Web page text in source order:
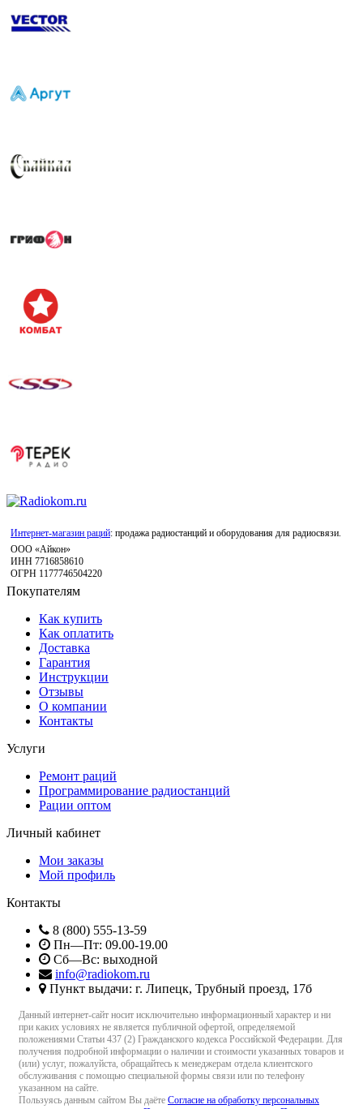
Интернет-магазин раций: продажа радиостанций и оборудования для радиосвязи.
ООО «Айкон»
ИНН 7716858610
ОГРН 1177746504220
Покупателям
Как купить
Как оплатить
Доставка
Гарантия
Инструкции
Отзывы
О компании
Контакты
Услуги
Ремонт раций
Программирование радиостанций
Рации оптом
Личный кабинет
Мои заказы
Мой профиль
Контакты
8 (800) 555-13-59
Пн—Пт: 09.00-19.00
Сб—Вс: выходной
info@radiokom.ru
Пункт выдачи: г. Липецк, Трубный проезд, 17б
Данный интернет-сайт носит исключительно информационный характер и ни
при каких условиях не является публичной офертой, определяемой
положениями Статьи 437 (2) Гражданского кодекса Российской Федерации. Для
получения подробной информации о наличии и стоимости указанных товаров и
(или) услуг, пожалуйста, обращайтесь к менеджерам отдела клиентского
обслуживания с помощью специальной формы связи или по телефону
указанном на сайте.
Пользуясь данным сайтом Вы даёте Согласие на обработку персональных